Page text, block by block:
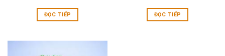
ĐỌC TIẾP ĐỌC TIẾP